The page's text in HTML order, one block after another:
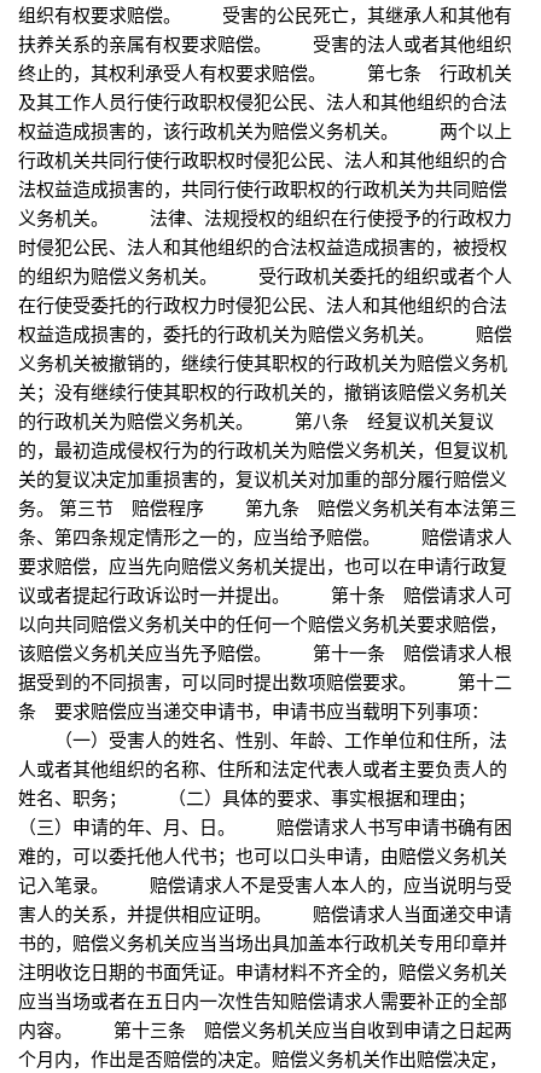
组织有权要求赔偿。 受害的公民死亡，其继承人和其他有
扶养关系的亲属有权要求赔偿。 受害的法人或者其他组织
终止的，其权利承受人有权要求赔偿。 第七条 行政机关
及其工作人员行使行政职权侵犯公民、法人和其他组织的合法
权益造成损害的，该行政机关为赔偿义务机关。 两个以上
行政机关共同行使行政职权时侵犯公民、法人和其他组织的合
法权益造成损害的，共同行使行政职权的行政机关为共同赔偿
义务机关。 法律、法规授权的组织在行使授予的行政权力
时侵犯公民、法人和其他组织的合法权益造成损害的，被授权
的组织为赔偿义务机关。 受行政机关委托的组织或者个人
在行使受委托的行政权力时侵犯公民、法人和其他组织的合法
权益造成损害的，委托的行政机关为赔偿义务机关。 赔偿
义务机关被撤销的，继续行使其职权的行政机关为赔偿义务机
关；没有继续行使其职权的行政机关的，撤销该赔偿义务机关
的行政机关为赔偿义务机关。 第八条 经复议机关复议
的，最初造成侵权行为的行政机关为赔偿义务机关，但复议机
关的复议决定加重损害的，复议机关对加重的部分履行赔偿义
务。 第三节 赔偿程序 第九条 赔偿义务机关有本法第三
条、第四条规定情形之一的，应当给予赔偿。 赔偿请求人
要求赔偿，应当先向赔偿义务机关提出，也可以在申请行政复
议或者提起行政诉讼时一并提出。 第十条 赔偿请求人可
以向共同赔偿义务机关中的任何一个赔偿义务机关要求赔偿，
该赔偿义务机关应当先予赔偿。 第十一条 赔偿请求人根
据受到的不同损害，可以同时提出数项赔偿要求。 第十二
条 要求赔偿应当递交申请书，申请书应当载明下列事项：
（一）受害人的姓名、性别、年龄、工作单位和住所，法
人或者其他组织的名称、住所和法定代表人或者主要负责人的
姓名、职务； （二）具体的要求、事实根据和理由；
（三）申请的年、月、日。 赔偿请求人书写申请书确有困
难的，可以委托他人代书；也可以口头申请，由赔偿义务机关
记入笔录。 赔偿请求人不是受害人本人的，应当说明与受
害人的关系，并提供相应证明。 赔偿请求人当面递交申请
书的，赔偿义务机关应当当场出具加盖本行政机关专用印章并
注明收讫日期的书面凭证。申请材料不齐全的，赔偿义务机关
应当当场或者在五日内一次性告知赔偿请求人需要补正的全部
内容。 第十三条 赔偿义务机关应当自收到申请之日起两
个月内，作出是否赔偿的决定。赔偿义务机关作出赔偿决定，